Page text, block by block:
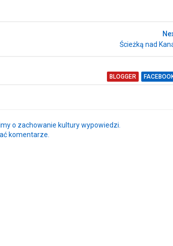
Ścieżką nad
BLOGGER
o zachowanie kultury wypowiedzi.
komentarze.